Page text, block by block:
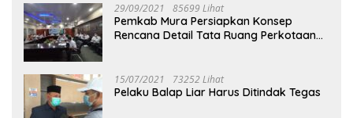
29/09/2021 85699 Lihat
Pemkab Mura Persiapkan Konsep
Rencana Detail Tata Ruang Perkotaan
15/07/2021 73252 Lihat
Pelaku Balap Liar Harus Ditindak Tegas